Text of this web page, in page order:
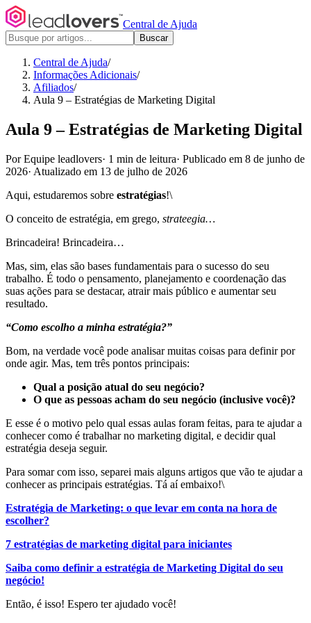
Central de Ajuda
Buscar
Central de Ajuda/
Informações Adicionais/
Afiliados/
Aula 9 – Estratégias de Marketing Digital
Aula 9 – Estratégias de Marketing Digital
Por Equipe leadlovers· 1 min de leitura· Publicado em 8 de junho de
2026· Atualizado em 13 de julho de 2026
Aqui, estudaremos sobre estratégias!\
O conceito de estratégia, em grego, strateegia…
Brincadeira! Brincadeira…
Mas, sim, elas são bases fundamentais para o sucesso do seu
trabalho. É todo o pensamento, planejamento e coordenação das
suas ações para se destacar, atrair mais público e aumentar seu
resultado.
“Como escolho a minha estratégia?”
Bom, na verdade você pode analisar muitas coisas para definir por
onde agir. Mas, tem três pontos principais:
Qual a posição atual do seu negócio?
O que as pessoas acham do seu negócio (inclusive você)?
E esse é o motivo pelo qual essas aulas foram feitas, para te ajudar a
conhecer como é trabalhar no marketing digital, e decidir qual
estratégia deseja seguir.
Para somar com isso, separei mais alguns artigos que vão te ajudar a
conhecer as principais estratégias. Tá aí embaixo!\
Estratégia de Marketing: o que levar em conta na hora de
escolher?
7 estratégias de marketing digital para iniciantes
Saiba como definir a estratégia de Marketing Digital do seu
negócio!
Então, é isso! Espero ter ajudado você!